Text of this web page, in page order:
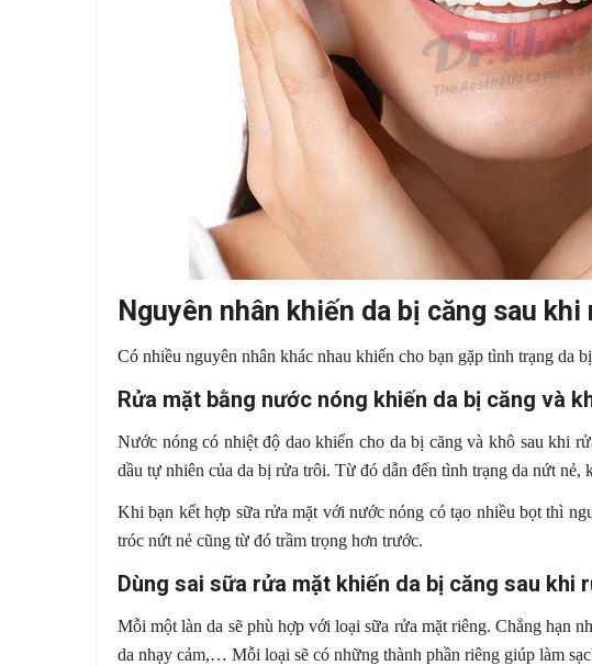
Nguyên nhân khiến da bị căng sau
Có nhiều nguyên nhân khác nhau khiến cho bạn gặp tình trạng da
Rửa mặt bằng nước nóng khiến da bị căng và
Nước nóng có nhiệt độ dao khiến cho da bị căng và khô sau khi
dầu tự nhiên của da bị rửa trôi. Từ đó dẫn đến tình trạng da nứt nẻ,
Khi bạn kết hợp sữa rửa mặt với nước nóng có tạo nhiều bọt thì
tróc nứt nẻ cũng từ đó trầm trọng hơn trước.
Dùng sai sữa rửa mặt khiến da bị căng sau khi
Mỗi một làn da sẽ phù hợp với loại sữa rửa mặt riêng. Chẳng hạn
da nhạy cảm,… Mỗi loại sẽ có những thành phần riêng giúp làm